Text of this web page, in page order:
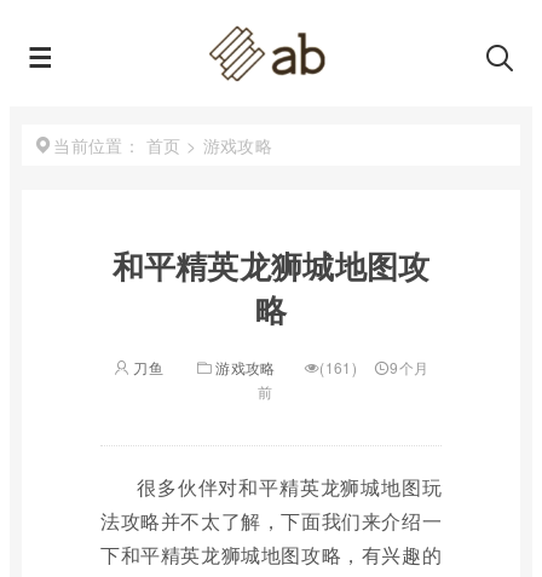
当前位置： 首页 > 游戏攻略
和平精英龙狮城地图攻
略
刀鱼 游戏攻略 (161)
9个月
前
很多伙伴对和平精英龙狮城地图玩
法攻略并不太了解，下面我们来介绍一
下和平精英龙狮城地图攻略，有兴趣的